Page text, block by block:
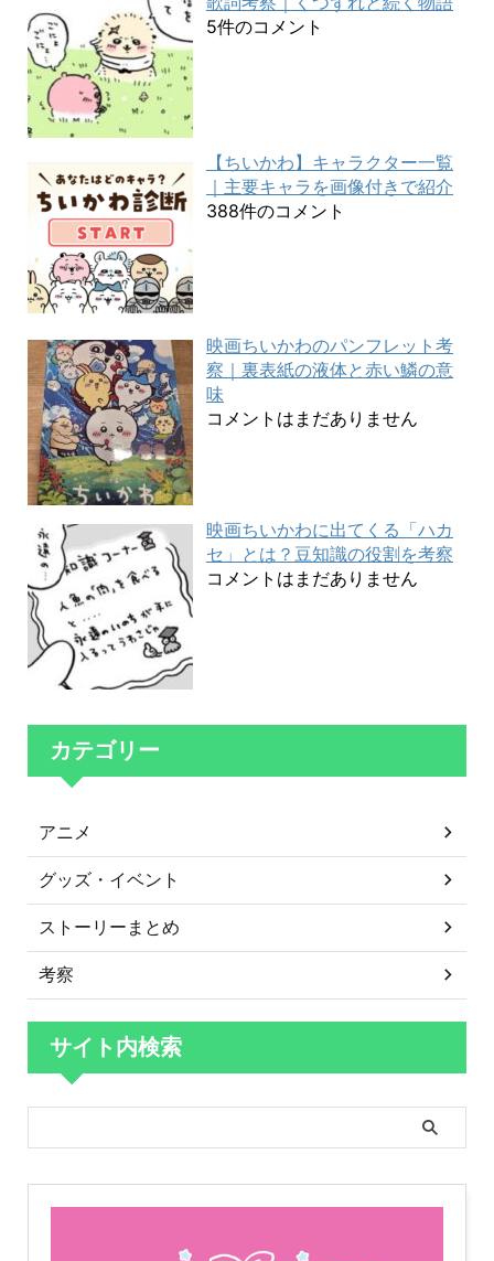
5件のコメント
【ちいかわ】キャラクター一覧
｜主要キャラを画像付きで紹介
388件のコメント
映画ちいかわのパンフレット考
察｜裏表紙の液体と赤い鱗の意
味
コメントはまだありません
映画ちいかわに出てくる「ハカ
セ」とは？豆知識の役割を考察
コメントはまだありません
カテゴリー
アニメ
グッズ・イベント
ストーリーまとめ
考察
サイト内検索